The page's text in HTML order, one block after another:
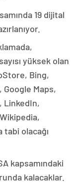
19 dijital
yüksek olan
Bing,
Google Maps,
LinkedIn,
tabi olacağı
kapsamındaki
kalacaklar.